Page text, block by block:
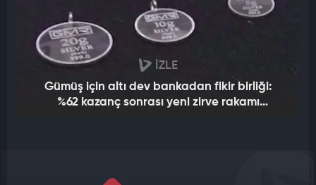
İZLE
Gümüş için altı dev bankadan fikir birliği:
%62 kazanç sonrası yeni zirve rakamı